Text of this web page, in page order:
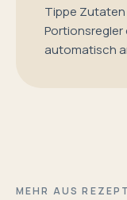
Tippe Zutaten
Portionsregler
automatisch
MEHR AUS